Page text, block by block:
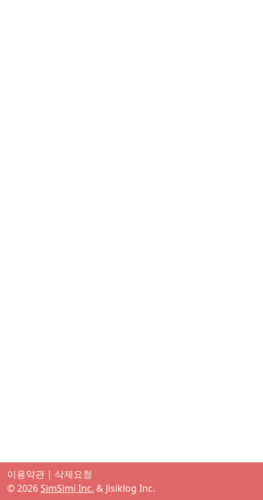
이용약관 | 삭제요청
©2026 SimSimi Inc. & Jisiklog Inc.